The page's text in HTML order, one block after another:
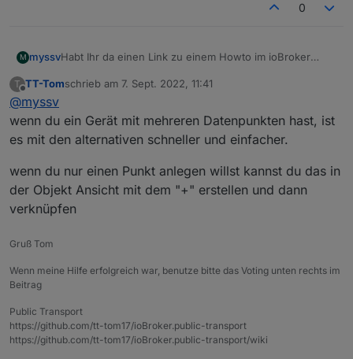
0
M myssvHabt Ihr da einen Link zu einem Howto im ioBroker
Wenn ich auf Zusatzadapter verzichten kann, tue ich
T TT-Tomschrieb am 7. Sept. 2022, 11:41
zuletzt editiert von
@myssv
wenn du ein Gerät mit mehreren Datenpunkten hast, ist
es mit den alternativen schneller und einfacher.
wenn du nur einen Punkt anlegen willst kannst du das in
der Objekt Ansicht mit dem "+" erstellen und dann
verknüpfen
Gruß Tom
Wenn meine Hilfe erfolgreich war, benutze bitte das Voting unten rechts im
Beitrag
Public Transport
https://github.com/tt-tom17/ioBroker.public-transport
https://github.com/tt-tom17/ioBroker.public-transport/wiki